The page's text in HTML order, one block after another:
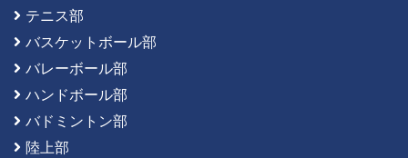
テニス部
バスケットボール部
バレーボール部
ハンドボール部
バドミントン部
陸上部